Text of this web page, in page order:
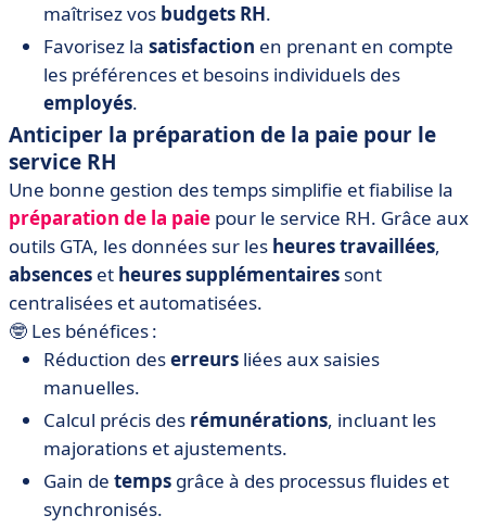
maîtrisez vos budgets RH.
Favorisez la satisfaction en prenant en compte
les préférences et besoins individuels des
employés.
Anticiper la préparation de la paie pour le
service RH
Une bonne gestion des temps simplifie et fiabilise la
préparation de la paie pour le service RH. Grâce aux
outils GTA, les données sur les heures travaillées,
absences et heures supplémentaires sont
centralisées et automatisées.
🤓 Les bénéfices :
Réduction deserreurs liées aux saisies
manuelles.
Calcul précis des rémunérations, incluant les
majorations et ajustements.
Gain de temps grâce à des processus fluides et
synchronisés.